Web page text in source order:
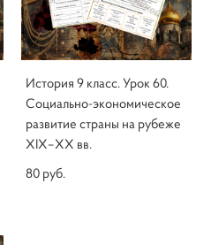
История 9 класс. Урок 60.
Социально-экономическое
развитие страны на рубеже
XIX–XX вв.
80 pуб.